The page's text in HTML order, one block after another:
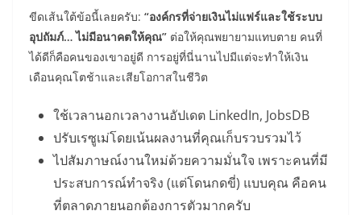
ขีดเส้นใต้ข้อนี้เลยครับ: “องค์กรที่จ่ายเงินไม่แฟร์และใช้ระบบ
อุปถัมภ์… ไม่มีอนาคตให้คุณ” ต่อให้คุณพยายามแทบตาย คนที่
ได้ดีก็คือคนของเขาอยู่ดี การอยู่ที่นี่นานไปมีแต่จะทำให้เงิน
เดือนคุณโตช้าและเสียโอกาสในชีวิต
ใช้เวลานอกเวลางานอัปเดต LinkedIn, JobsDB
ปรับเรซูเม่โดยเน้นผลงานที่คุณเก็บรวบรวมไว้
ไปสัมภาษณ์งานใหม่ด้วยความมั่นใจ เพราะคนที่มี
ประสบการณ์ทำจริง (แต่โดนกดขี่) แบบคุณ คือคน
ที่ตลาดภายนอกต้องการตัวมากครับ